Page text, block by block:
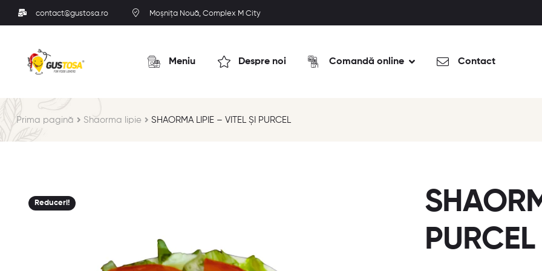
contact@gustosa.ro Moșnița Nouă, Complex M City
Meniu Despre noi Comandă online Contact
Prima pagină Shaorma lipie SHAORMA LIPIE – VITEL ȘI PURCEL
Reduceri!
PURCEL